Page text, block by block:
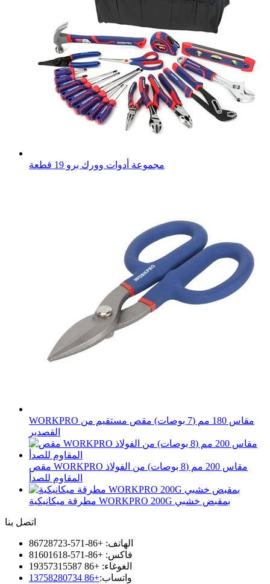
مجموعة أدوات وورك برو 19 قطعة
WORKPRO مقاس 180 مم (7 بوصات) مقص مستقيم من
القصدير
مقص WORKPRO مقاس 200 مم (8 بوصات) من الفولاذ
المقاوم للصدأ
مطرقة ميكانيكية WORKPRO 200G بمقبض خشبي
اتصل بنا
الهاتف: +86-571-86728723
فاكس: +86-571-81601618
الغوغاء: +86 19357315587
واتساب:+86 13758280734